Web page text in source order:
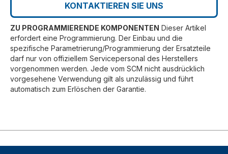
KONTAKTIEREN SIE UNS
ZU PROGRAMMIERENDE KOMPONENTEN Dieser Artikel
erfordert eine Programmierung. Der Einbau und die
spezifische Parametrierung/Programmierung der Ersatzteile
darf nur von offiziellem Servicepersonal des Herstellers
vorgenommen werden. Jede vom SCM nicht ausdrücklich
vorgesehene Verwendung gilt als unzulässig und führt
automatisch zum Erlöschen der Garantie.